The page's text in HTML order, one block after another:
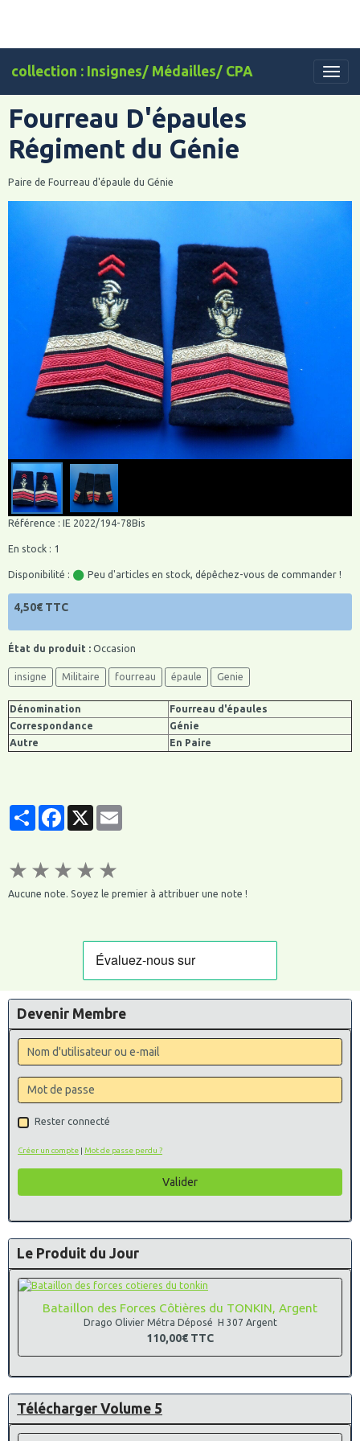
collection : Insignes/ Médailles/ CPA
Fourreau D'épaules
Régiment du Génie
Paire de Fourreau d'épaule du Génie
Référence : IE 2022/194-78Bis
En stock : 1
Disponibilité : Peu d'articles en stock, dépêchez-vous de commander !
4,50€ TTC
État du produit : Occasion
insigne Militaire fourreau épaule Genie
Dénomination
Fourreau d'épaules
Correspondance
Génie
Autre
En Paire
PartagerFacebook
★ ★ ★ ★ ★
Aucune note. Soyez le premier à attribuer une note !
Devenir Membre
Rester connecté
Créer un compte | Mot de passe perdu ?
Valider
Le Produit du Jour
Bataillon des Forces Côtières du TONKIN, Argent
Drago Olivier Métra Déposé H 307 Argent
110,00€ TTC
Télécharger Volume 5